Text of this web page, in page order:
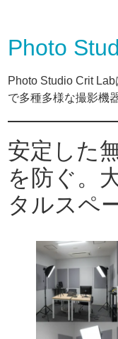
Photo
Photo Studio Crit
で多種多様な撮影機
安定した
を防ぐ。
タルスペ